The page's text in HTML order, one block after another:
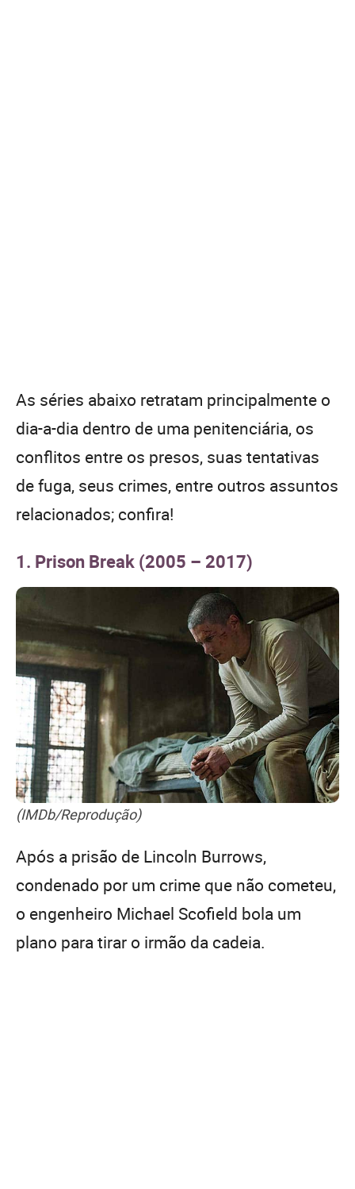
As séries abaixo retratam principalmente o
dia-a-dia dentro de uma penitenciária, os
conflitos entre os presos, suas tentativas
de fuga, seus crimes, entre outros assuntos
relacionados; confira!
1. Prison Break (2005 – 2017)
(IMDb/Reprodução)
Após a prisão de Lincoln Burrows,
condenado por um crime que não cometeu,
o engenheiro Michael Scofield bola um
plano para tirar o irmão da cadeia.